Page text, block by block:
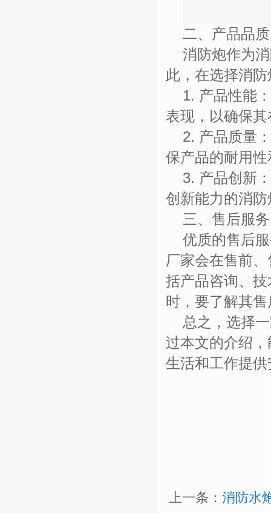
二、产品品质
消防炮作为
此，在选择消
1. 产品性能
表现，以确保
2. 产品质量
保产品的耐用
3. 产品创新
创新能力的消
三、售后服务
优质的售后
厂家会在售前
括产品咨询、
时，要了解其
总之，选择
过本文的介绍
生活和工作提
上一条： 消防水